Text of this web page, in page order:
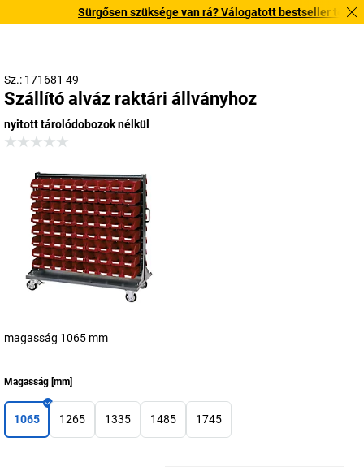
Sürgősen szüksége van rá? Válogatott bestseller
Sz.: 171681 49
Szállító alváz raktári állványhoz
nyitott tárolódobozok nélkül
magasság 1065 mm
Magasság [mm]
1065 1265 1335 1485 1745